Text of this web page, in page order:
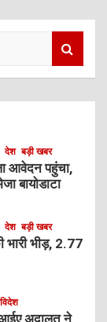
देश बड़ी खबर
आवेदन पहुंचा,
बायोडाटा
देश बड़ी खबर
भारी भीड़, 2.77
विदेश